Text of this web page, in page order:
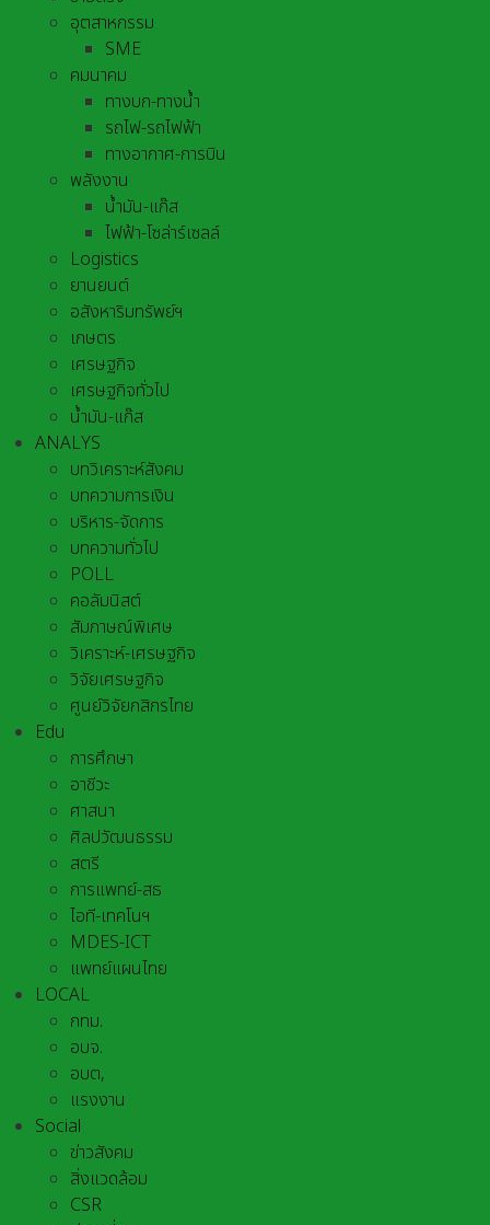
อุตสาหกรรม
SME
คมนาคม
ทางบก-ทางน้ำ
รถไฟ-รถไฟฟ้า
ทางอากาศ-การบิน
พลังงาน
น้ำมัน-แก๊ส
ไฟฟ้า-โซล่าร์เซลล์
Logistics
ยานยนต์
อสังหาริมทรัพย์ฯ
เกษตร
เศรษฐกิจ
เศรษฐกิจทั่วไป
น้ำมัน-แก๊ส
ANALYS
บทวิเคราะห์สังคม
บทความการเงิน
บริหาร-จัดการ
บทความทั่วไป
POLL
คอลัมนิสต์
สัมภาษณ์พิเศษ
วิเคราะห์-เศรษฐกิจ
วิจัยเศรษฐกิจ
ศูนย์วิจัยกสิกรไทย
Edu
การศึกษา
อาชีวะ
ศาสนา
ศิลปวัฒนธรรม
สตรี
การแพทย์-สธ
ไอที-เทคโนฯ
MDES-ICT
แพทย์แผนไทย
LOCAL
กทม.
อบจ.
อบต,
แรงงาน
Social
ข่าวสังคม
สิ่งแวดล้อม
CSR